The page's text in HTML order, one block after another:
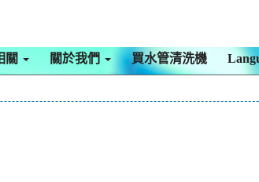
關 關於我們 買水管清洗機